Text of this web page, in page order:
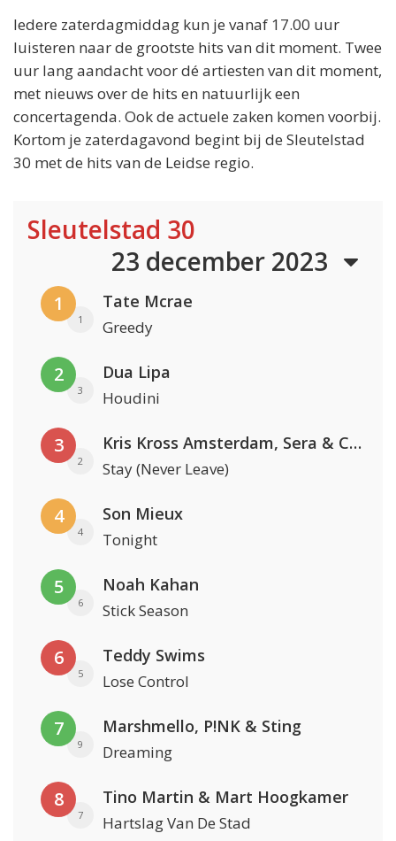
Iedere zaterdagmiddag kun je vanaf 17.00 uur
luisteren naar de grootste hits van dit moment. Twee
uur lang aandacht voor dé artiesten van dit moment,
met nieuws over de hits en natuurlijk een
concertagenda. Ook de actuele zaken komen voorbij.
Kortom je zaterdagavond begint bij de Sleutelstad
30 met de hits van de Leidse regio.
Sleutelstad 30
23 december 2023
1
1
Tate Mcrae
Greedy
2
3
Dua Lipa
Houdini
3
2
Kris Kross Amsterdam, Sera & Conor Maynard
Stay (Never Leave)
4
4
Son Mieux
Tonight
5
6
Noah Kahan
Stick Season
6
5
Teddy Swims
Lose Control
7
9
Marshmello, P!NK & Sting
Dreaming
8
7
Tino Martin & Mart Hoogkamer
Hartslag Van De Stad